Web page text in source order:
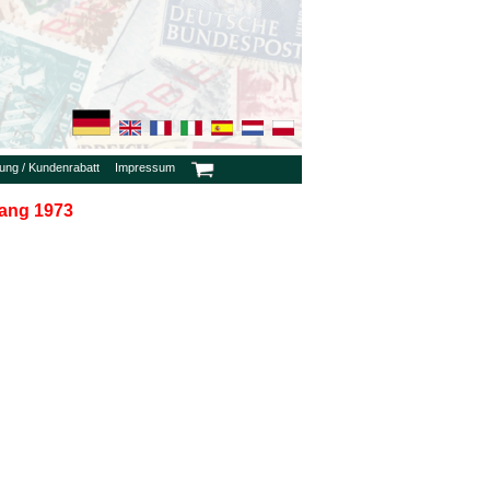
/ Kundenrabatt Impressum
1973